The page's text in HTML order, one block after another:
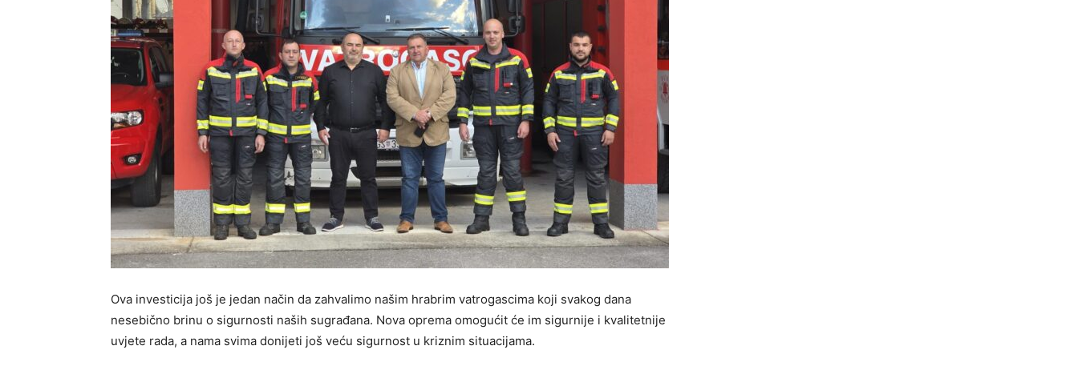
Ova investicija još je jedan način da zahvalimo našim hrabrim vatrogascima koji svakog dana
nesebično brinu o sigurnosti naših sugrađana. Nova oprema omogućit će im sigurnije i kvalitetnije
uvjete rada, a nama svima donijeti još veću sigurnost u kriznim situacijama.